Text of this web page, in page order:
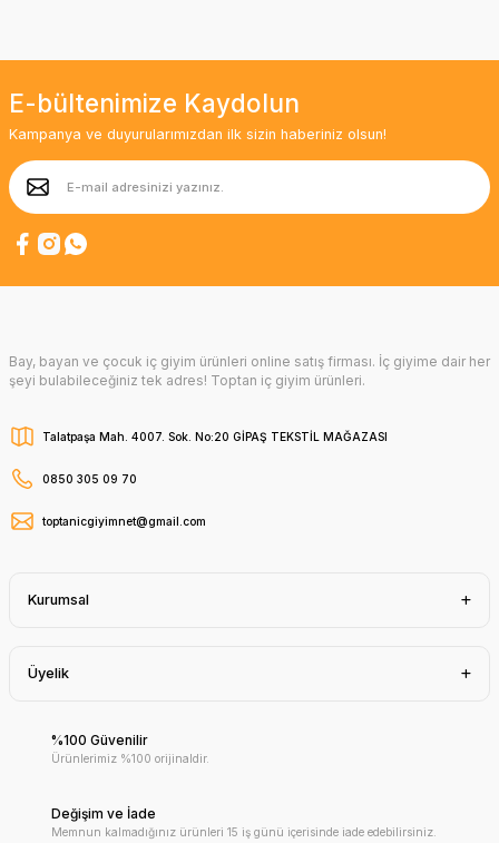
E-bültenimize Kaydolun
Kampanya ve duyurularımızdan ilk sizin haberiniz olsun!
Bay, bayan ve çocuk iç giyim ürünleri online satış firması. İç giyime dair her
şeyi bulabileceğiniz tek adres! Toptan iç giyim ürünleri.
Talatpaşa Mah. 4007. Sok. No:20 GİPAŞ TEKSTİL MAĞAZASI
0850 305 09 70
toptanicgiyimnet@gmail.com
Kurumsal
Üyelik
%100 Güvenilir
Ürünlerimiz %100 orijinaldir.
Değişim ve İade
Memnun kalmadığınız ürünleri 15 iş günü içerisinde iade edebilirsiniz.